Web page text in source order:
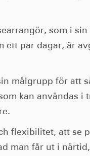
som i
ett par dagar, är
målgrupp för att
kan användas i
flexibilitet, att se
man får ut i